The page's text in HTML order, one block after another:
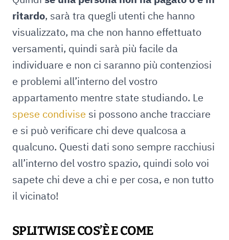
ritardo, sarà tra quegli utenti che hanno
visualizzato, ma che non hanno effettuato
versamenti, quindi sarà più facile da
individuare e non ci saranno più contenziosi
e problemi all’interno del vostro
appartamento mentre state studiando. Le
spese condivise si possono anche tracciare
e si può verificare chi deve qualcosa a
qualcuno. Questi dati sono sempre racchiusi
all’interno del vostro spazio, quindi solo voi
sapete chi deve a chi e per cosa, e non tutto
il vicinato!
SPLITWISE COS’È E COME